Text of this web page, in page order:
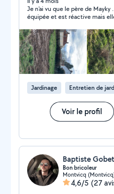
Je n'ai vu que le père de
équipée et est réactive mais
Jardinage Entretien de
Voir le profil
Baptiste Gobet
Bon bricoleur
Montvicq
4,6/5 (27